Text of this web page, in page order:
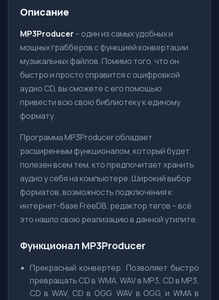
Описание
MP3Producer – один из самых удобных и
мощных грабберов с функцией конвертации
музыкальных файлов. Помимо того, что он
быстро и просто справится с оцифровкой
аудио CD, вы сможете с его помощью
привести всю свою библиотеку к единому
формату.
Программа MP3Producer обладает
расширенным функционалом, который будет
полезен всем тем, кто предпочитает хранить
аудио у себя на компьютере. Широкий выбор
форматов, возможность подключения к
интернет-базе FreeDB, редактор тегов – всё
это нашло свою реализацию в данной утилите.
Функционал MP3Producer
Прекрасный конвертер. Позволяет быстро
превращать CD в WMA, WAV в MP3, СD в MP3,
CD в WAV, CD в OGG, WAV в OGG, и WMA в